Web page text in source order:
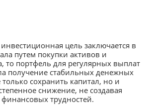
инвестиционная цель заключается в
путем покупки активов и
то портфель для регулярных выплат
получение стабильных денежных
сохранить капитал, но и
снижение, не создавая
трудностей.